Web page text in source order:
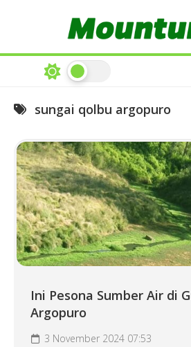
sungai qolbu argopuro
Ini Pesona Sumber Air di
Argopuro
3 November 2024 07:53